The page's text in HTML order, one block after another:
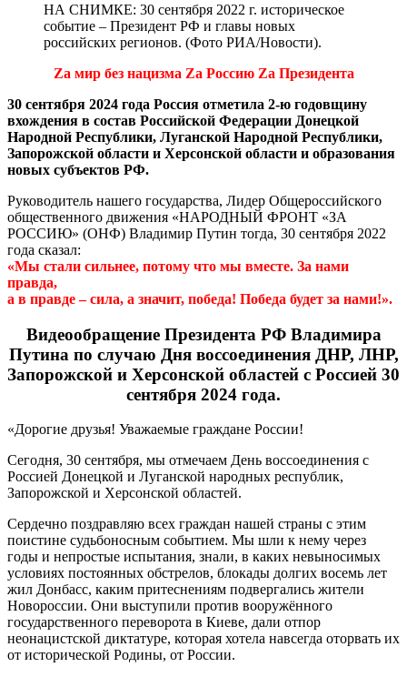
НА СНИМКЕ: 30 сентября 2022 г. историческое
событие – Президент РФ и главы новых
российских регионов. (Фото РИА/Новости).
Zа мир без нацизма Zа Россию Zа Президента
30 сентября 2024 года Россия отметила 2-ю годовщину
вхождения в состав Российской Федерации Донецкой
Народной Республики, Луганской Народной Республики,
Запорожской области и Херсонской области и образования
новых субъектов РФ.
Руководитель нашего государства, Лидер Общероссийского
общественного движения «НАРОДНЫЙ ФРОНТ «ЗА
РОССИЮ» (ОНФ) Владимир Путин тогда, 30 сентября 2022
года сказал:
«Мы стали сильнее, потому что мы вместе. За нами
правда,
а в правде – сила, а значит, победа! Победа будет за нами!».
Видеообращение Президента РФ Владимира
Путина по случаю Дня воссоединения ДНР, ЛНР,
Запорожской и Херсонской областей с Россией 30
сентября 2024 года.
«Дорогие друзья! Уважаемые граждане России!
Сегодня, 30 сентября, мы отмечаем День воссоединения с
Россией Донецкой и Луганской народных республик,
Запорожской и Херсонской областей.
Сердечно поздравляю всех граждан нашей страны с этим
поистине судьбоносным событием. Мы шли к нему через
годы и непростые испытания, знали, в каких невыносимых
условиях постоянных обстрелов, блокады долгих восемь лет
жил Донбасс, каким притеснениям подвергались жители
Новороссии. Они выступили против вооружённого
государственного переворота в Киеве, дали отпор
неонацистской диктатуре, которая хотела навсегда оторвать их
от исторической Родины, от России.